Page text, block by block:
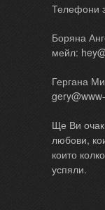
Телефони
Боряна
мейл:
Гергана
Ще Ви
любови,
които
успяли.